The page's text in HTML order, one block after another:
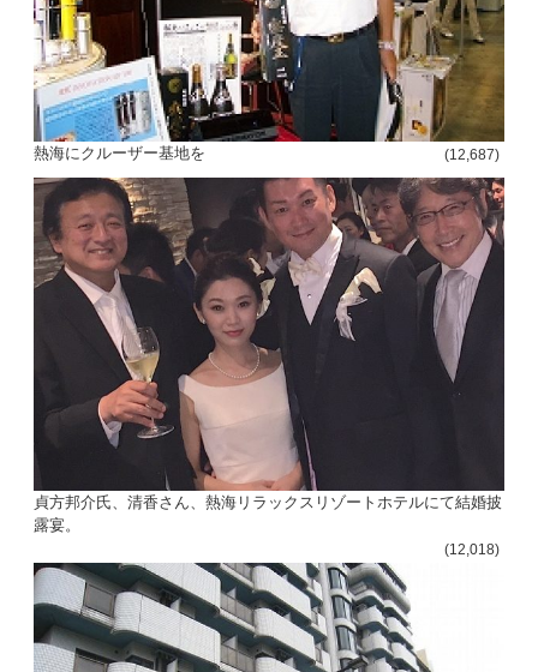
熱海にクルーザー基地を (12,687)
貞方邦介氏、清香さん、熱海リラックスリゾートホテルにて結婚披
露宴。
(12,018)